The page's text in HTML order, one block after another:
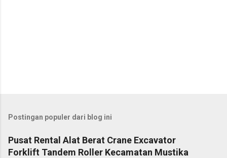
Postingan populer dari blog ini
Pusat Rental Alat Berat Crane Excavator
Forklift Tandem Roller Kecamatan Mustika